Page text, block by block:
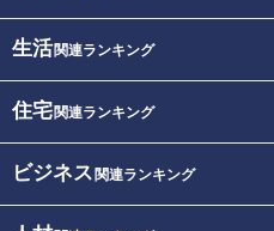
生活関連ランキング
住宅関連ランキング
ビジネス 関連ランキング